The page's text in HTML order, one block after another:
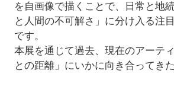
を自画像で描くことで、日常と地
と人間の不可解さ」に分け入る注
です。
本展を通じて過去、現在のアーテ
との距離」にいかに向き合ってき